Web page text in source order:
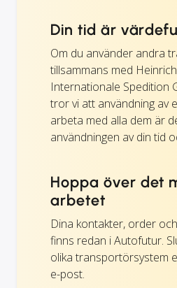
Din tid är
Om du använder andra
tillsammans med
Internationale Spedition
tror vi att användning av
arbeta med alla dem är
användningen av din tid
Hoppa över det
arbetet
Dina kontakter, order
finns redan i Autofutur.
olika transportörsystem
e-post.